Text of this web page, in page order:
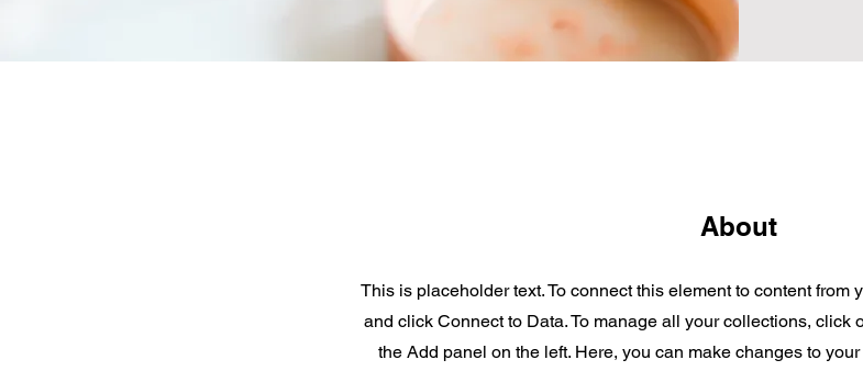
About
This is placeholder text. To connect this element to content from
and click Connect to Data. To manage all your collections, click
the Add panel on the left. Here, you can make changes to